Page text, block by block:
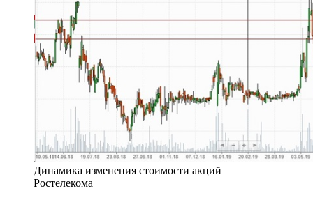
Динамика изменения стоимости акций
Ростелекома